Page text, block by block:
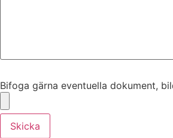
Bifoga gärna eventuella dokument,
Skicka